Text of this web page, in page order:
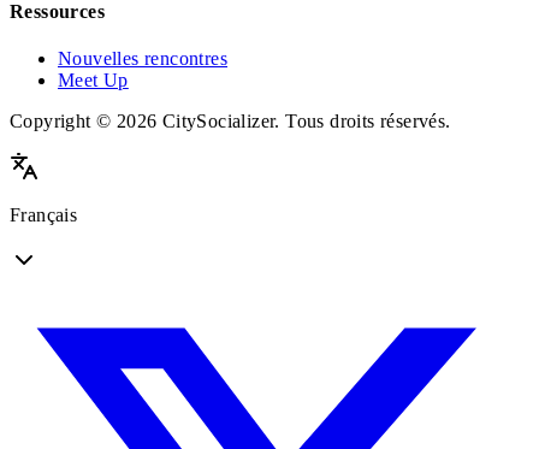
Ressources
Nouvelles rencontres
Meet Up
Copyright © 2026 CitySocializer. Tous droits réservés.
Français